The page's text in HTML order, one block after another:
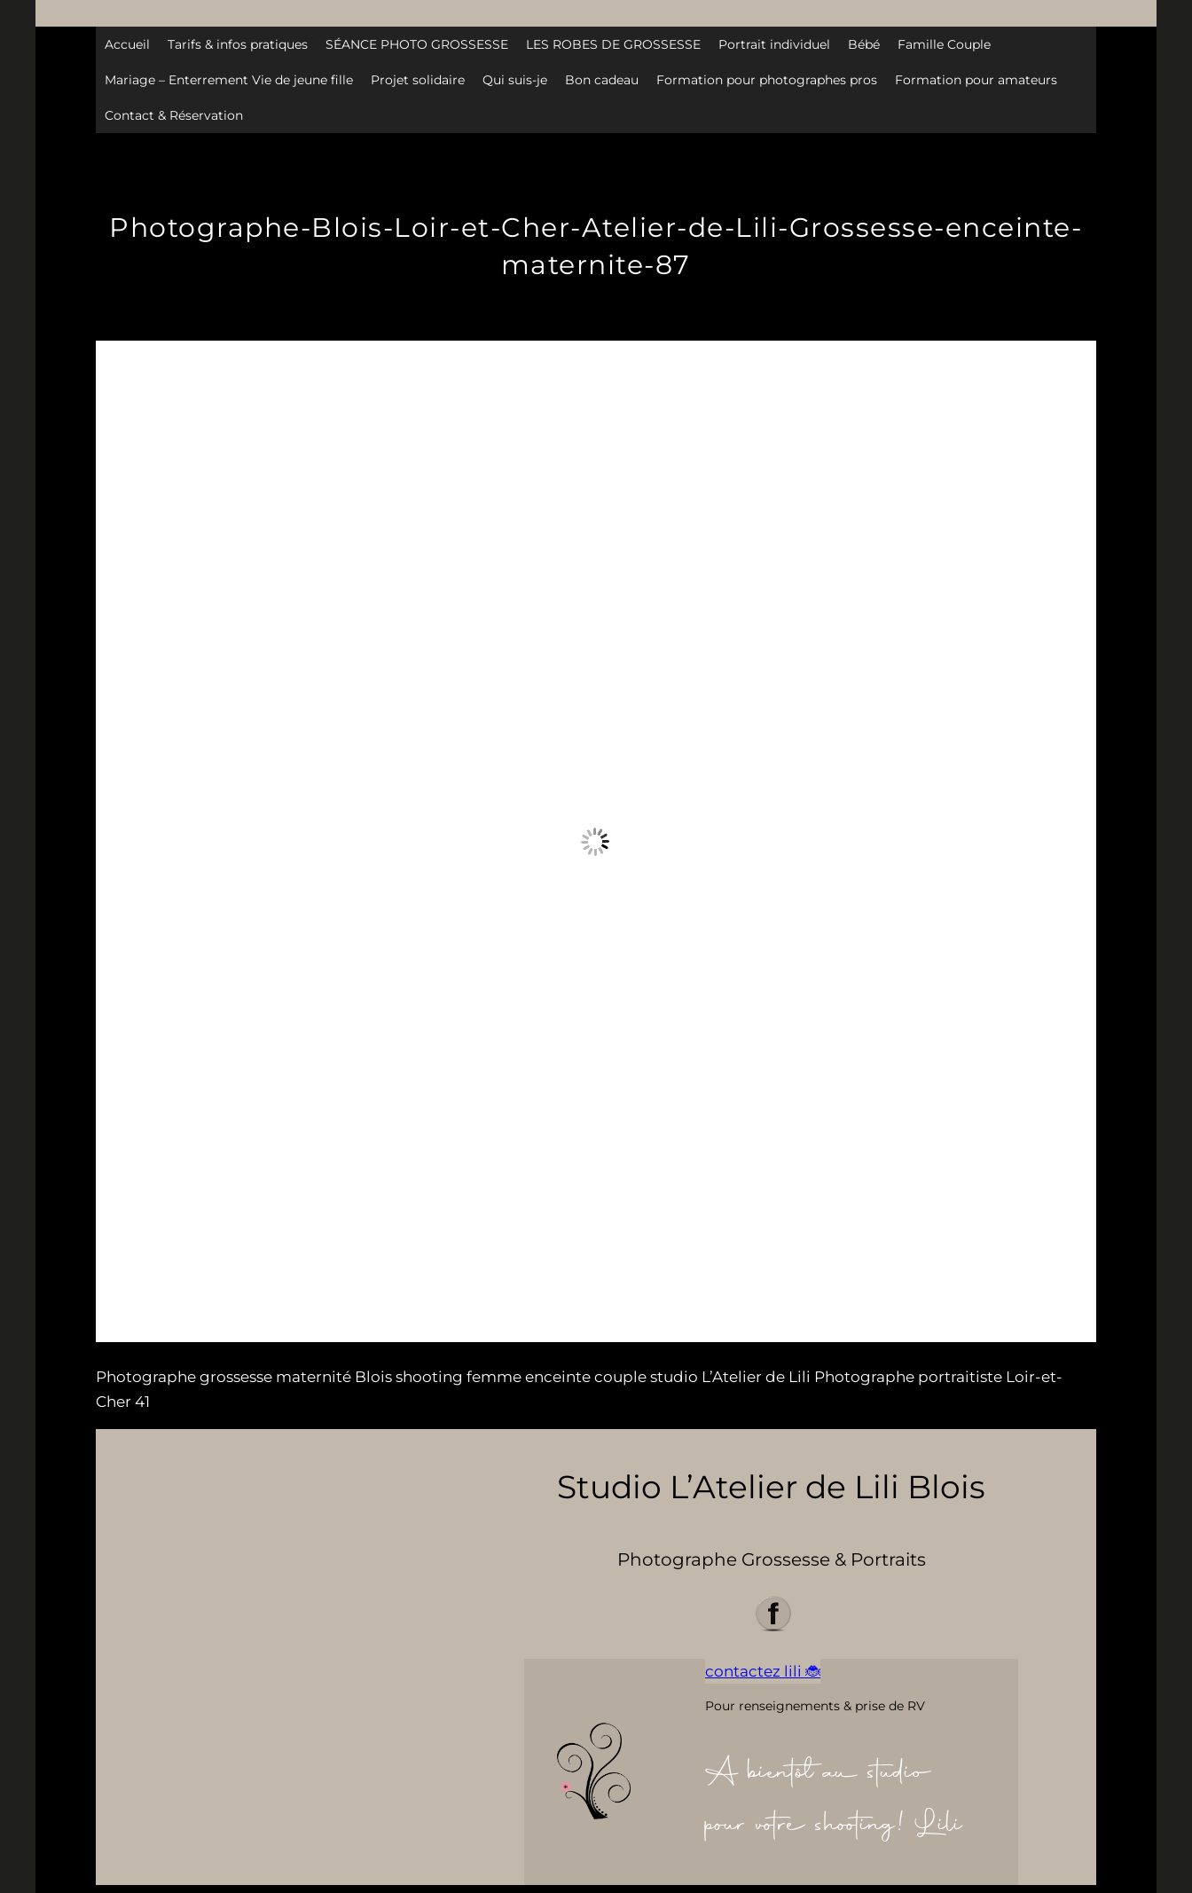
Accueil Tarifs & infos pratiques SÉANCE PHOTO GROSSESSE LES ROBES DE GROSSESSE Portrait individuel Bébé Famille Couple
Mariage – Enterrement Vie de jeune fille Projet solidaire Qui suis-je Bon cadeau Formation pour photographes pros Formation pour amateurs
Contact & Réservation
Photographe-Blois-Loir-et-Cher-Atelier-de-Lili-Grossesse-enceinte-
maternite-87
Photographe grossesse maternité Blois shooting femme enceinte couple studio L’Atelier de Lili Photographe portraitiste Loir-et-
Cher 41
Studio L’Atelier de Lili Blois
Photographe Grossesse & Portraits
contactez lili 🐞
Pour renseignements & prise de RV
A bientôt au studio
pour votre shooting! Lili